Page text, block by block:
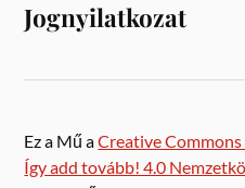
Jognyilatkozat
Ez a Mű aCreative Commons
Így add tovább! 4.0